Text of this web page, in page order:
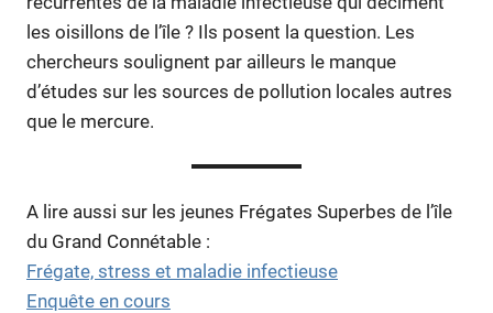
les oisillons de l’île ? Ils posent la question. Les
chercheurs soulignent par ailleurs le manque
d’études sur les sources de pollution locales autres
que le mercure.
A lire aussi sur les jeunes Frégates Superbes de l’île
du Grand Connétable :
Frégate, stress et maladie infectieuse
Enquête en cours